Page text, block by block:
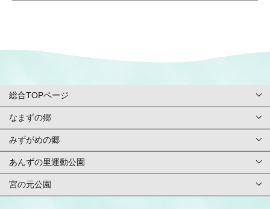
総合TOPページ
総合TOPページ
利用案内・申請
ご予約方法
なまずの郷
TOPページ
基本情報
みずがめの郷
TOPページ
基本情報
あんずの里運動公園
TOPページ
宮の元公園